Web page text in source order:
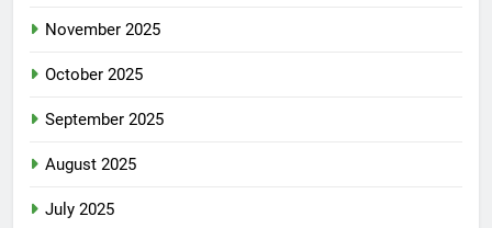
November 2025
October 2025
September 2025
August 2025
July 2025